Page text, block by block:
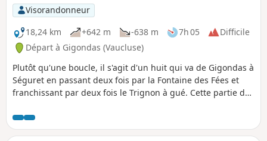
Visorandonneur
18,24 km
+642 m -638 m 7h 05
Difficile
Départ à Gigondas (Vaucluse)
Plutôt qu'une boucle, il s'agit d'un huit qui va de Gigondas à
Séguret en passant deux fois par la Fontaine des Fées et
franchissant par deux fois le Trignon à gué. Cette partie des
parcourue.